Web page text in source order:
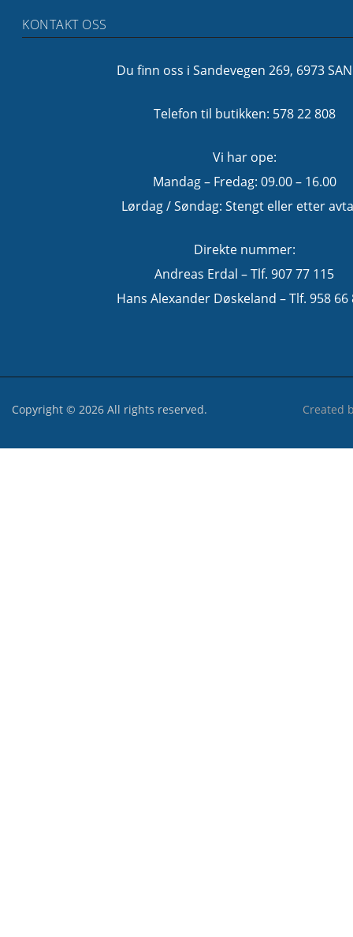
KONTAKT OSS
Du finn oss i Sandevegen 269, 6973
Telefon til butikken: 578 22 808
Vi har ope:
Mandag – Fredag: 09.00 – 16.00
Lørdag / Søndag: Stengt eller etter
Direkte nummer:
Andreas Erdal – Tlf. 907 77 115
Hans Alexander Døskeland – Tlf. 958 66
Copyright © 2026 All rights reserved. Created